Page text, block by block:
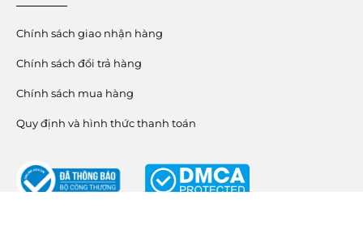
Chính sách giao nhận hàng
Chính sách đổi trả hàng
Chính sách mua hàng
Quy định và hình thức thanh toán